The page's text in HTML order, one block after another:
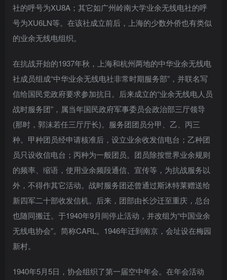
社的呼号为XU8A；其它如广州岭南大学业余无线电社的呼
号为XU6LN等。在该社成立前后，上海的少数外侨也有类似
的业余无线电组织。
在抗战开始的1937年秋，上海和杭州两地的中华业余无线电
社成员组成“中华业余无线电社非常时期服务部”，并联名写
信给国民党政府要求参加抗日。后来成立的“业余无线电人员
战时服务团”，属当年国民政府军事委员会政治部三厅领导
(那时，郭沫若任三厅厅长)。服务团团员分甲、乙、丙三
种。甲种团员经申请核准后，设立业余收发信电台；乙种团
员只设收信电台；丙种为一般团员。团员除按世界业余规则
的频率、缩语，使用业余频段通信、宣传等，为抗战服务以
外，不得作其它活动。战时服务团还曾通过斯沐特莱赠送给
新四军二十部收发信机。后来，团部由长沙迁至重庆，总台
也随同搬迁。于1940年9月间停止活动，并改组为“中国业余
无线电协会”。简称CARL。1946年迁到南京，会址设在梅园
新村。
1940年5月5日，协会组织了第一届空中年会。在年会活动